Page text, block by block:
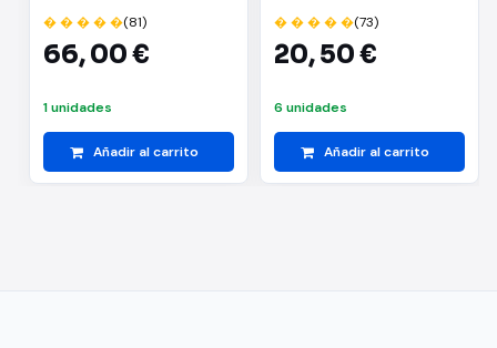
� � � � �(81)
66,00 €
1 unidades
Añadir al carrito
� � � � �(73)
20,50 €
6 unidades
Añadir al carrito